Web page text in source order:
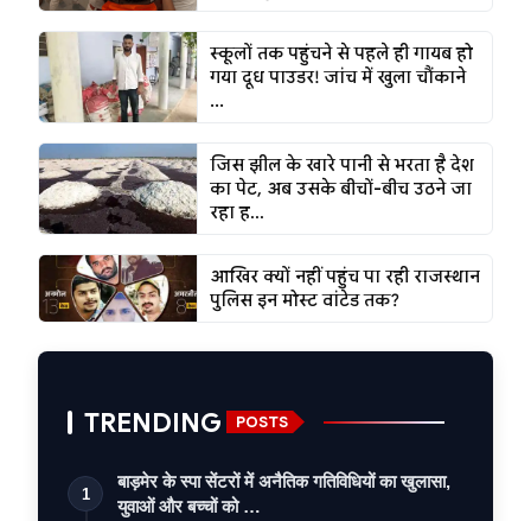
स्कूलों तक पहुंचने से पहले ही गायब हो
गया दूध पाउडर! जांच में खुला चौंकाने
...
जिस झील के खारे पानी से भरता है देश
का पेट, अब उसके बीचों-बीच उठने जा
रहा ह...
आखिर क्यों नहीं पहुंच पा रही राजस्थान
पुलिस इन मोस्ट वांटेड तक?
TRENDING POSTS
1
बाड़मेर के स्पा सेंटरों में अनैतिक गतिविधियों का खुलासा,
युवाओं और बच्चों को …